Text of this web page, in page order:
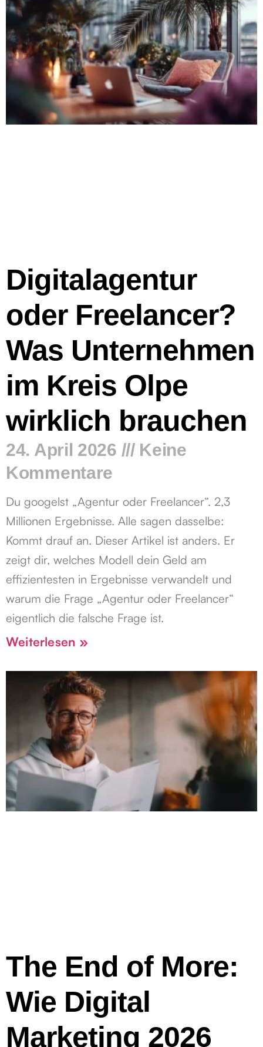
Digitalagentur
oder Freelancer?
Was Unternehmen
im Kreis Olpe
wirklich brauchen
24. April 2026
Keine
Kommentare
Du googelst „Agentur oder Freelancer“. 2,3
Millionen Ergebnisse. Alle sagen dasselbe:
Kommt drauf an. Dieser Artikel ist anders. Er
zeigt dir, welches Modell dein Geld am
effizientesten in Ergebnisse verwandelt und
warum die Frage „Agentur oder Freelancer“
eigentlich die falsche Frage ist.
Weiterlesen »
The End of More:
Wie Digital
Marketing 2026